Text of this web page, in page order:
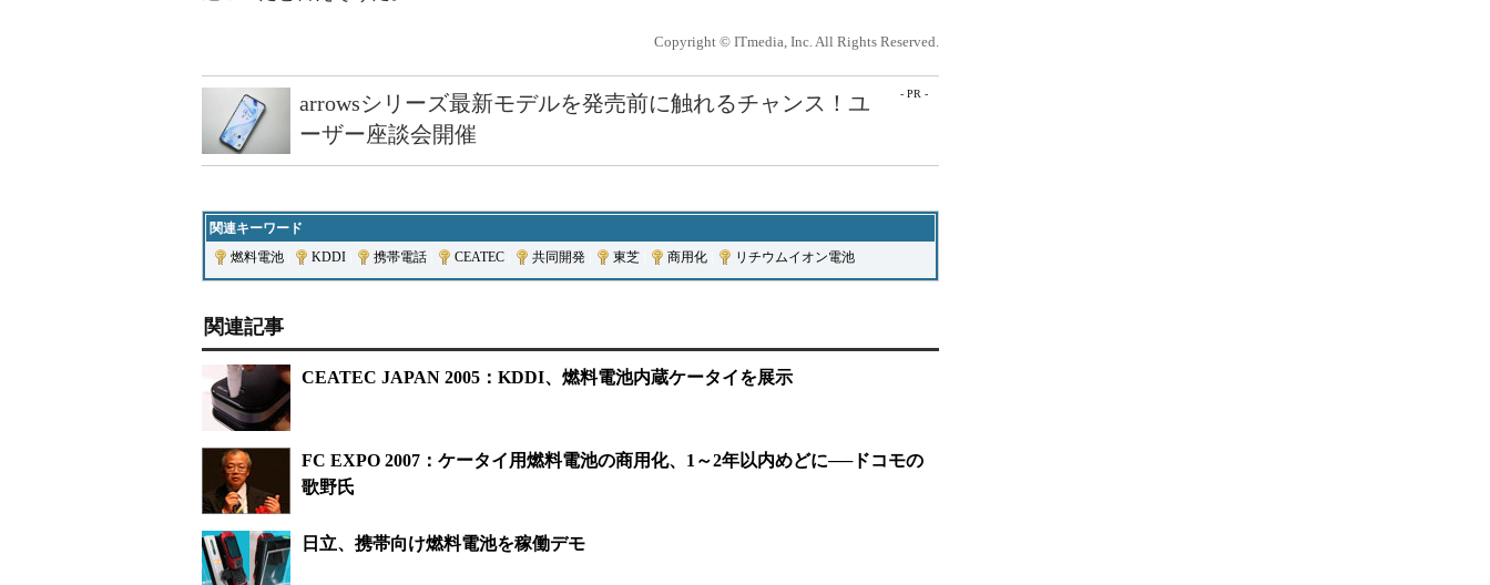
Copyright © ITmedia, Inc. All Rights Reserved.
- PR -
arrowsシリーズ最新モデルを発売前に触れるチャンス！ユ
ーザー座談会開催
関連キーワード
燃料電池
KDDI 携帯電話 CEATEC 共同開発 東芝 商用化 リチウムイオン電池
関連記事
CEATEC JAPAN 2005：KDDI、燃料電池内蔵ケータイを展示
FC EXPO 2007：ケータイ用燃料電池の商用化、1～2年以内めどに──ドコモの
歌野氏
日立、携帯向け燃料電池を稼働デモ